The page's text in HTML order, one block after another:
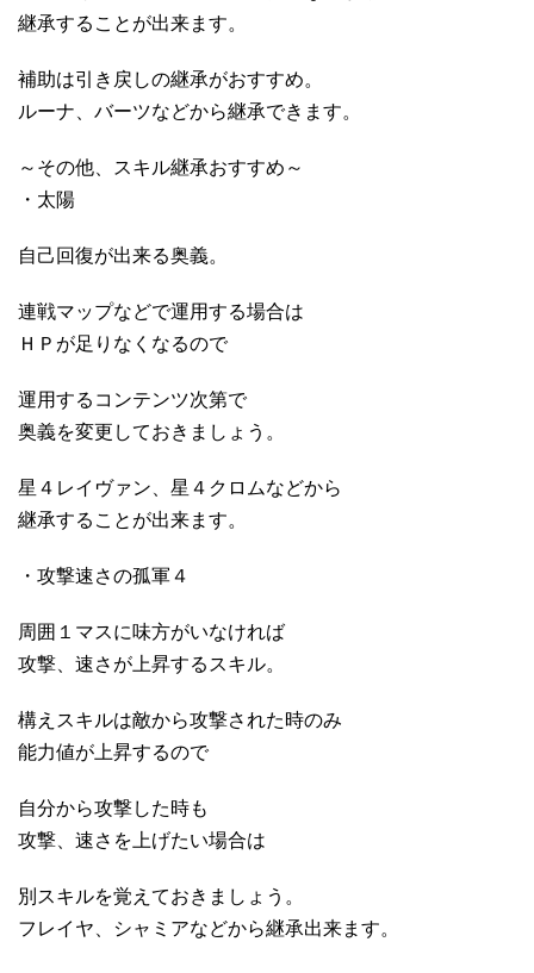
継承することが出来ます。
補助は引き戻しの継承がおすすめ。
ルーナ、バーツなどから継承できます。
～その他、スキル継承おすすめ～
・太陽
自己回復が出来る奥義。
連戦マップなどで運用する場合は
ＨＰが足りなくなるので
運用するコンテンツ次第で
奥義を変更しておきましょう。
星４レイヴァン、星４クロムなどから
継承することが出来ます。
・攻撃速さの孤軍４
周囲１マスに味方がいなければ
攻撃、速さが上昇するスキル。
構えスキルは敵から攻撃された時のみ
能力値が上昇するので
自分から攻撃した時も
攻撃、速さを上げたい場合は
別スキルを覚えておきましょう。
フレイヤ、シャミアなどから継承出来ます。